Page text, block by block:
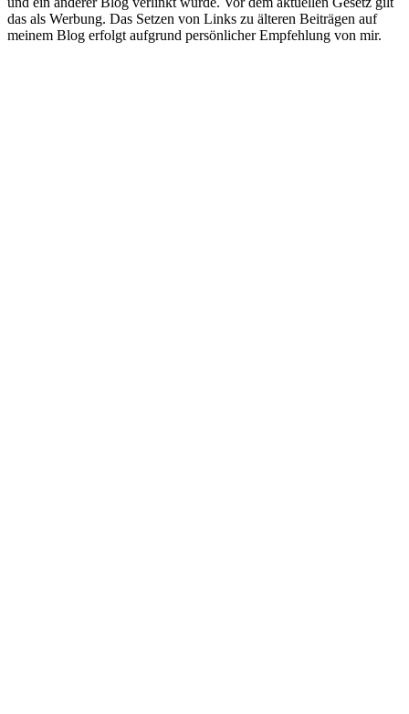
das als Werbung. Das Setzen von Links zu älteren Beiträgen auf
meinem Blog erfolgt aufgrund persönlicher Empfehlung von mir.